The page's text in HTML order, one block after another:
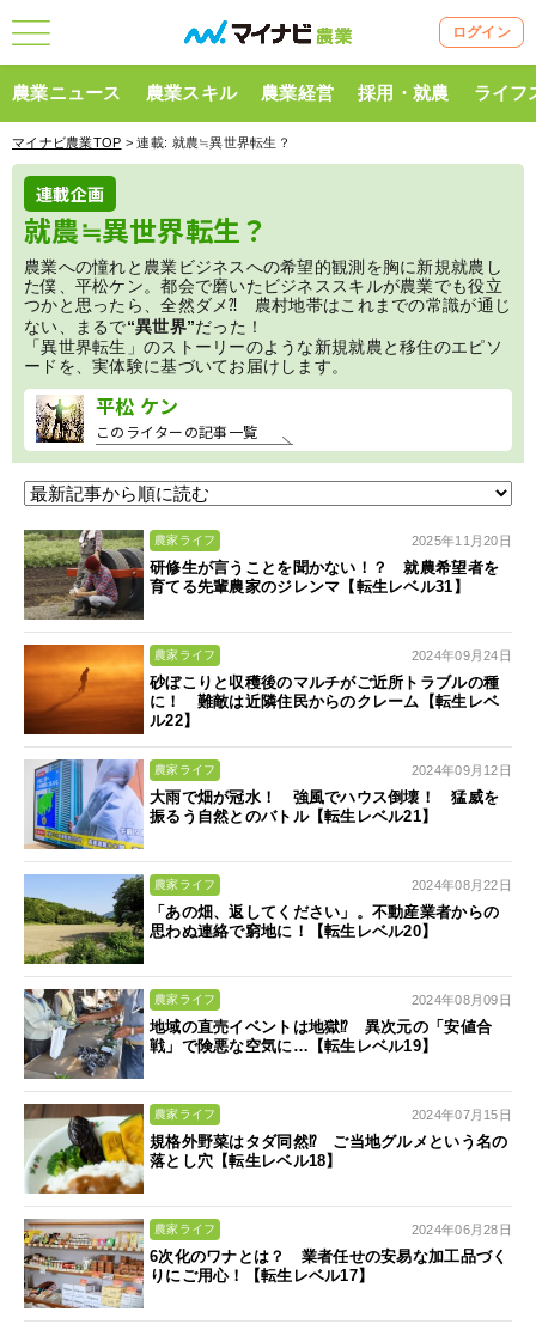
ログイン
農業ニュース 農業スキル 農業経営 採用・就農 ライフ
マイナビ農業TOP > 連載: 就農≒異世界転生？
連載企画
就農≒異世界転生？
農業への憧れと農業ビジネスへの希望的観測を胸に新規就農し
た僕、平松ケン。都会で磨いたビジネススキルが農業でも役立
つかと思ったら、全然ダメ⁈ 農村地帯はこれまでの常識が通じ
ない、まるで“異世界”だった！
「異世界転生」のストーリーのような新規就農と移住のエピソ
ードを、実体験に基づいてお届けします。
平松 ケン
このライターの記事一覧
農家ライフ 2025年11月20日
研修生が言うことを聞かない！？ 就農希望者を
育てる先輩農家のジレンマ【転生レベル31】
農家ライフ 2024年09月24日
砂ぼこりと収穫後のマルチがご近所トラブルの種
に！ 難敵は近隣住民からのクレーム【転生レベ
ル22】
農家ライフ 2024年09月12日
大雨で畑が冠水！ 強風でハウス倒壊！ 猛威を
振るう自然とのバトル【転生レベル21】
農家ライフ 2024年08月22日
「あの畑、返してください」。不動産業者からの
思わぬ連絡で窮地に！【転生レベル20】
農家ライフ 2024年08月09日
地域の直売イベントは地獄⁉ 異次元の「安値合
戦」で険悪な空気に…【転生レベル19】
農家ライフ 2024年07月15日
規格外野菜はタダ同然⁉ ご当地グルメという名の
落とし穴【転生レベル18】
農家ライフ 2024年06月28日
6次化のワナとは？ 業者任せの安易な加工品づく
りにご用心！【転生レベル17】